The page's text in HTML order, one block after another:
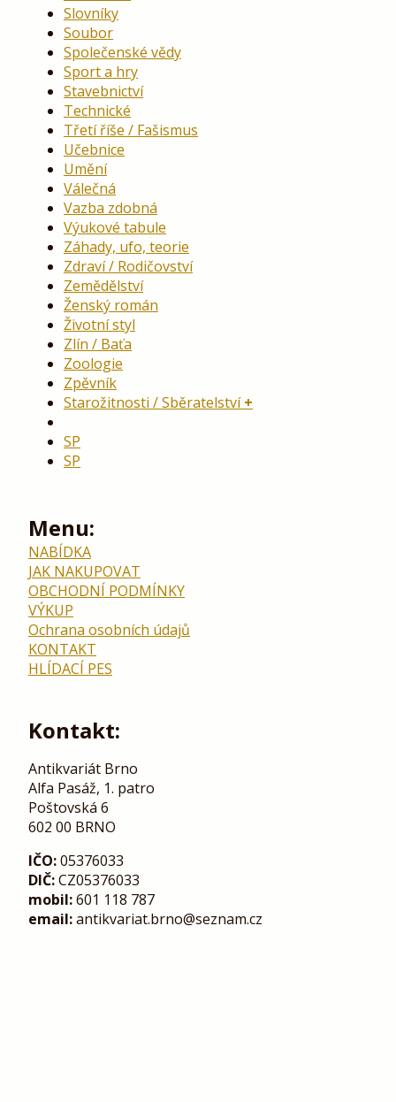
Slovníky
Soubor
Společenské vědy
Sport a hry
Stavebnictví
Technické
Třetí říše / Fašismus
Učebnice
Umění
Válečná
Vazba zdobná
Výukové tabule
Záhady, ufo, teorie
Zdraví / Rodičovství
Zemědělství
Ženský román
Životní styl
Zlín / Baťa
Zoologie
Zpěvník
Starožitnosti / Sběratelství
SP
SP
Menu:
NABÍDKA
JAK NAKUPOVAT
OBCHODNÍ PODMÍNKY
VÝKUP
Ochrana osobních údajů
KONTAKT
HLÍDACÍ PES
Kontakt:
Antikvariát Brno
Alfa Pasáž, 1. patro
Poštovská 6
602 00 BRNO
IČO:05376033
DIČ:CZ05376033
mobil:601 118 787
email:antikvariat.brno@seznam.cz